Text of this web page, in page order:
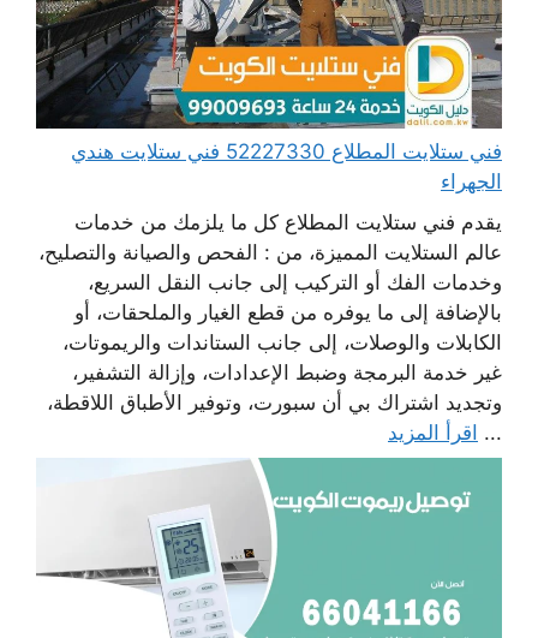
فني ستلايت المطلاع 52227330 فني ستلايت هندي
الجهراء
يقدم فني ستلايت المطلاع كل ما يلزمك من خدمات
عالم الستلايت المميزة، من : الفحص والصيانة والتصليح،
وخدمات الفك أو التركيب إلى جانب النقل السريع،
بالإضافة إلى ما يوفره من قطع الغيار والملحقات، أو
الكابلات والوصلات، إلى جانب الستاندات والريموتات،
غير خدمة البرمجة وضبط الإعدادات، وإزالة التشفير،
وتجديد اشتراك بي أن سبورت، وتوفير الأطباق اللاقطة،
... اقرأ المزيد